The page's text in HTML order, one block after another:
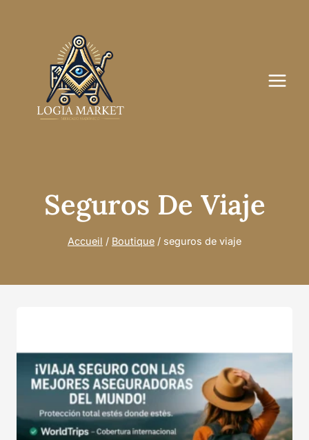
Seguros De Viaje
Accueil / Boutique / seguros de viaje